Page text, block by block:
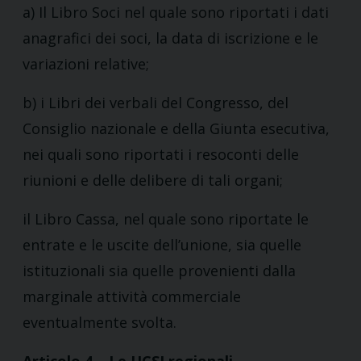
a) Il Libro Soci nel quale sono riportati i dati
anagrafici dei soci, la data di iscrizione e le
variazioni relative;
b) i Libri dei verbali del Congresso, del
Consiglio nazionale e della Giunta esecutiva,
nei quali sono riportati i resoconti delle
riunioni e delle delibere di tali organi;
il Libro Cassa, nel quale sono riportate le
entrate e le uscite dell’unione, sia quelle
istituzionali sia quelle provenienti dalla
marginale attività commerciale
eventualmente svolta.